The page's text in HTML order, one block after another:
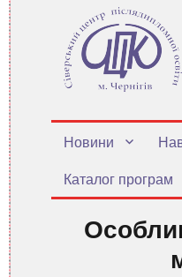
Новини
Каталог програм